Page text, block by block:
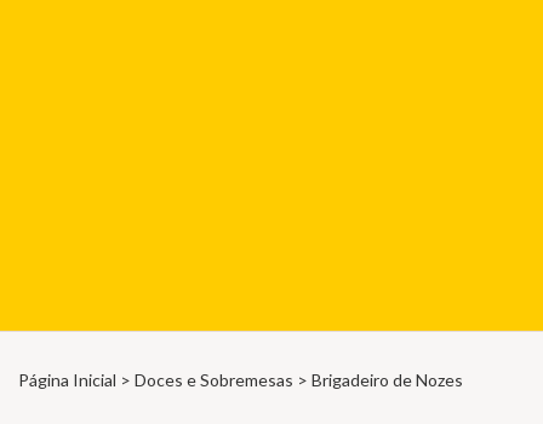
Página Inicial > Doces e Sobremesas > Brigadeiro de Nozes